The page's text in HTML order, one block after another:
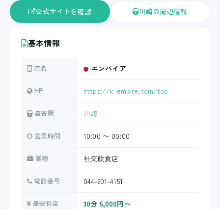
公式サイトを確認 川崎の周辺情報
基本情報
店名 エンパイア
HP https://k-empire.com/top
最寄駅 川崎
営業時間 10:00 〜 00:00
業種 社交飲食店
電話番号 044-201-4151
最安料金 30分 5,000円〜